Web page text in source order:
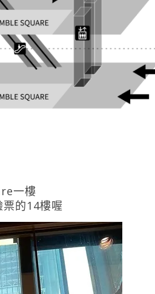
一樓
的14樓喔